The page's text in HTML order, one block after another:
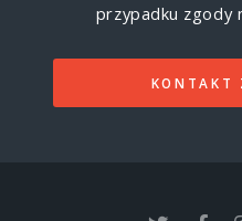
przypadku zgody
KONTAKT